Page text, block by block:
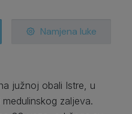
Namjena luke
južnoj obali Istre, u
zaljeva.